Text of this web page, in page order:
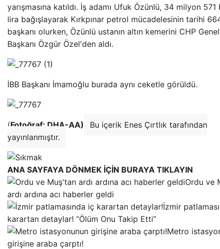
yarışmasına katıldı. İş adamı Ufuk Özünlü, 34 milyon
lira bağışlayarak Kırkpınar petrol mücadelesinin tarihi
başkanı olurken, Özünlü ustanın altın kemerini CHP Genel
Başkanı Özgür Özel'den aldı.
İBB Başkanı İmamoğlu burada aynı ceketle görüldü.
(Fotoğraf: DHA-AA)
Bu içerik Enes Çırtlık tarafından
yayınlanmıştır.
ANA SAYFAYA DÖNMEK İÇİN BURAYA TIKLAYIN
Ordu ve
ardı ardına acı haberler geldi
İzmir
karartan detaylar! “Ölüm Onu Takip Etti”
Metro
girişine araba çarptı!